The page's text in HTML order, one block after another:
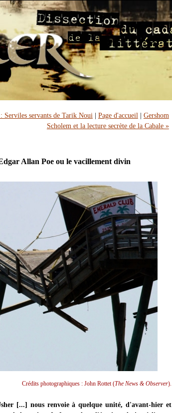
servants de Tarik Noui | Page d'accueil | Gershom
Scholem et la lecture secrète de la Cabale »
Allan Poe ou le vacillement divin
Crédits photographiques : John Rottet (The News & Observer).
[...] nous renvoie à quelque unité, d'avant-hier et